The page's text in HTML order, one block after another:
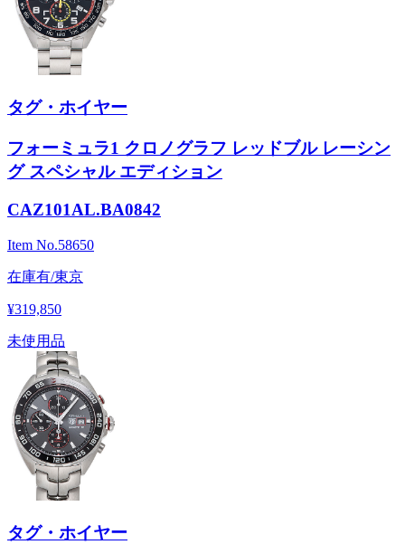
タグ・ホイヤー
フォーミュラ1 クロノグラフ レッドブル レーシン
グ スペシャル エディション
CAZ101AL.BA0842
Item No.58650
在庫有/東京
¥319,850
未使用品
タグ・ホイヤー